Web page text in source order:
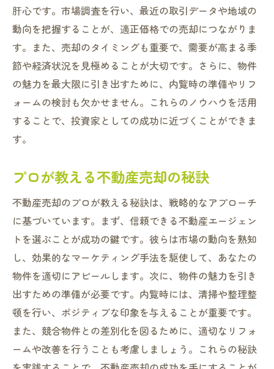
肝心です。市場調査を行い、最近の取引データや地域の
動向を把握することが、適正価格での売却につながりま
す。また、売却のタイミングも重要で、需要が高まる季
節や経済状況を見極めることが大切です。さらに、物件
の魅力を最大限に引き出すために、内覧時の準備やリフ
ォームの検討も欠かせません。これらのノウハウを活用
することで、投資家としての成功に近づくことができま
す。
プロが教える不動産売却の秘訣
不動産売却のプロが教える秘訣は、戦略的なアプローチ
に基づいています。まず、信頼できる不動産エージェン
トを選ぶことが成功の鍵です。彼らは市場の動向を熟知
し、効果的なマーケティング手法を駆使して、あなたの
物件を適切にアピールします。次に、物件の魅力を引き
出すための準備が必要です。内覧時には、清掃や整理整
頓を行い、ポジティブな印象を与えることが重要です。
また、競合物件との差別化を図るために、適切なリフォ
ームや改善を行うことも考慮しましょう。これらの秘訣